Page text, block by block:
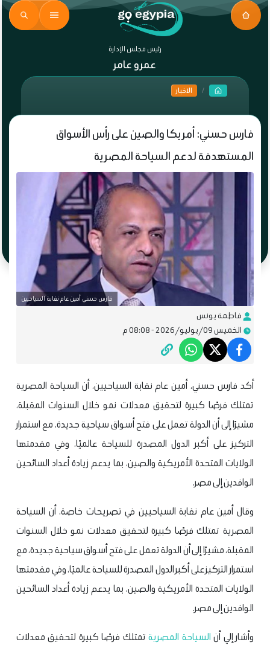
رئيس مجلس الإدارة
عمرو عامر
الاخبار
فارس حسني: أمريكا والصين على رأس الأسواق
المستهدفة لدعم السياحة المصرية
فارس حسني أمين عام نقابة السياحيين
فاطمة يونس
الخميس 09/يوليو/2026 - 08:08 م
أكد فارس حسني، أمين عام نقابة السياحيين، أن السياحة المصرية
تمتلك فرصًا كبيرة لتحقيق معدلات نمو خلال السنوات المقبلة،
مشيرًا إلى أن الدولة تعمل على فتح أسواق سياحية جديدة، مع استمرار
التركيز على أكبر الدول المصدرة للسياحة عالميًا، وفي مقدمتها
الولايات المتحدة الأمريكية والصين، بما يدعم زيادة أعداد السائحين
الوافدين إلى مصر.
وقال أمين عام نقابة السياحيين في تصريحات خاصة، أن السياحة
المصرية تمتلك فرصًا كبيرة لتحقيق معدلات نمو خلال السنوات
المقبلة، مشيرًا إلى أن الدولة تعمل على فتح أسواق سياحية جديدة، مع
استمرار التركيز على أكبر الدول المصدرة للسياحة عالميًا، وفي مقدمتها
الولايات المتحدة الأمريكية والصين، بما يدعم زيادة أعداد السائحين
الوافدين إلى مصر.
وأشار إلي أن السياحة المصريةتمتلك فرصًا كبيرة لتحقيق معدلات